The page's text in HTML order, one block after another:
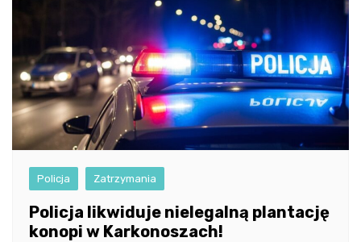
Policja Zatrzymania
Policja likwiduje nielegalną plantację
konopi w Karkonoszach!